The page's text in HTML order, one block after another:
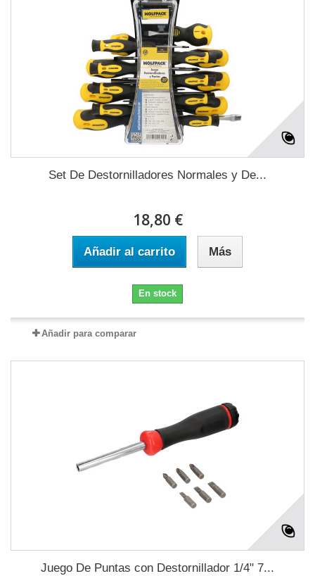
Set De Destornilladores Normales y De...
18,80 €
Añadir al carrito Más
En stock
Añadir para comparar
Juego De Puntas con Destornillador 1/4" 7...